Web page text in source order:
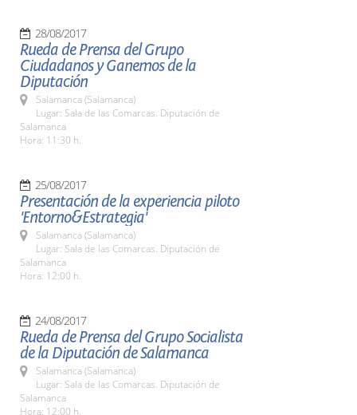
28/08/2017
Rueda de Prensa del Grupo
Ciudadanos y Ganemos de la
Diputación
Salamanca (Salamanca)
Lugar: Sala de las Comarcas. Diputación de
Salamanca
Hora: 11:30 h.
25/08/2017
Presentación de la experiencia piloto
'Entorno&Estrategia'
Salamanca (Salamanca)
Lugar: Sala de las Comarcas. Diputación de
Salamanca
Hora: 12:00 h.
24/08/2017
Rueda de Prensa del Grupo Socialista
de la Diputación de Salamanca
Salamanca (Salamanca)
Lugar: Sala de las Comarcas. Diputación de
Salamanca
Hora: 12:00 h.